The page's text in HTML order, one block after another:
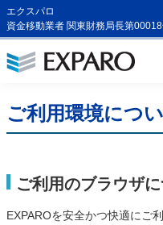
エクスパロ
資金移動業者 関東財務局長第
ご利用環境につ
ご利用のブラウザ
EXPAROを安全かつ快適にご